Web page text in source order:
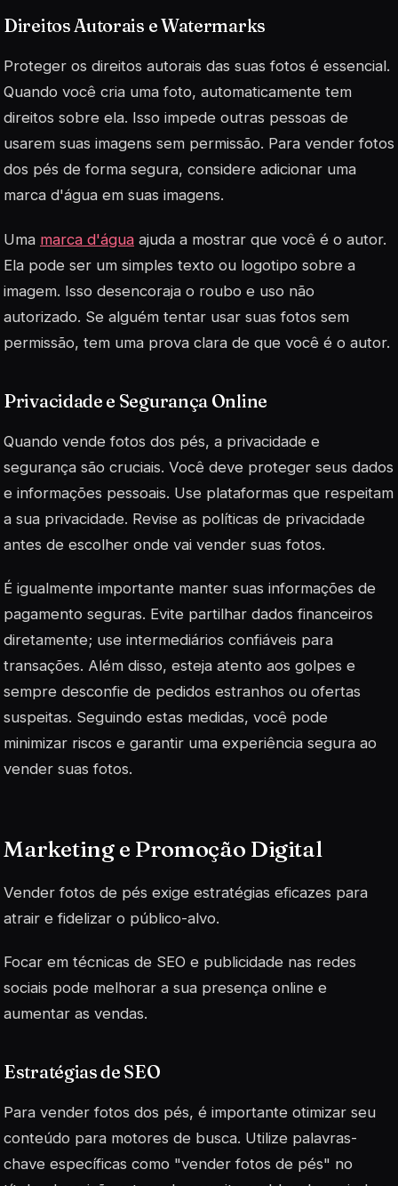
Direitos Autorais e Watermarks
Proteger os direitos autorais das suas fotos é essencial.
Quando você cria uma foto, automaticamente tem
direitos sobre ela. Isso impede outras pessoas de
usarem suas imagens sem permissão. Para vender fotos
dos pés de forma segura, considere adicionar uma
marca d'água em suas imagens.
Uma marca d'água ajuda a mostrar que você é o autor.
Ela pode ser um simples texto ou logotipo sobre a
imagem. Isso desencoraja o roubo e uso não
autorizado. Se alguém tentar usar suas fotos sem
permissão, tem uma prova clara de que você é o autor.
Privacidade e Segurança Online
Quando vende fotos dos pés, a privacidade e
segurança são cruciais. Você deve proteger seus dados
e informações pessoais. Use plataformas que respeitam
a sua privacidade. Revise as políticas de privacidade
antes de escolher onde vai vender suas fotos.
É igualmente importante manter suas informações de
pagamento seguras. Evite partilhar dados financeiros
diretamente; use intermediários confiáveis para
transações. Além disso, esteja atento aos golpes e
sempre desconfie de pedidos estranhos ou ofertas
suspeitas. Seguindo estas medidas, você pode
minimizar riscos e garantir uma experiência segura ao
vender suas fotos.
Marketing e Promoção Digital
Vender fotos de pés exige estratégias eficazes para
atrair e fidelizar o público-alvo.
Focar em técnicas de SEO e publicidade nas redes
sociais pode melhorar a sua presença online e
aumentar as vendas.
Estratégias de SEO
Para vender fotos dos pés, é importante otimizar seu
conteúdo para motores de busca. Utilize palavras-
chave específicas como "vender fotos de pés" no